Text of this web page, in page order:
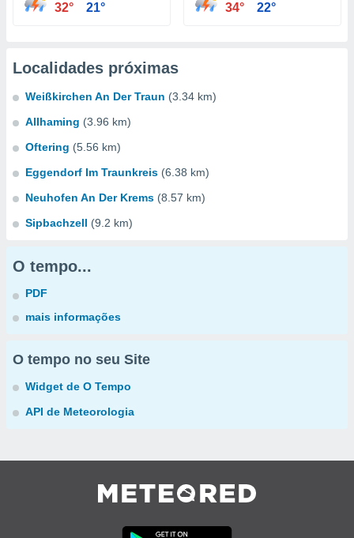
32° 21° 34° 22°
Localidades próximas
Weißkirchen An Der Traun (3.34 km)
Allhaming (3.96 km)
Oftering (5.56 km)
Eggendorf Im Traunkreis (6.38 km)
Neuhofen An Der Krems (8.57 km)
Sipbachzell (9.2 km)
O tempo...
PDF
mais informações
O tempo no seu Site
Widget de O Tempo
API de Meteorologia